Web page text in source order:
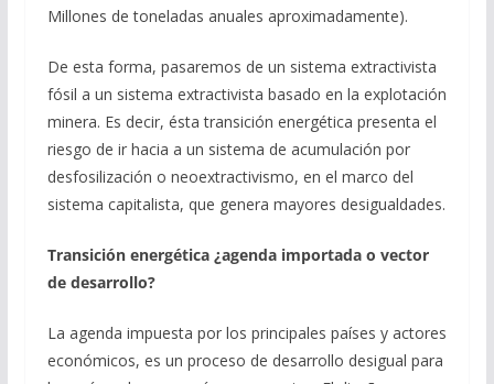
Millones de toneladas anuales aproximadamente).
De esta forma, pasaremos de un sistema extractivista
fósil a un sistema extractivista basado en la explotación
minera. Es decir, ésta transición energética presenta el
riesgo de ir hacia a un sistema de acumulación por
desfosilización o neoextractivismo, en el marco del
sistema capitalista, que genera mayores desigualdades.
Transición energética ¿agenda importada o vector
de desarrollo?
La agenda impuesta por los principales países y actores
económicos, es un proceso de desarrollo desigual para